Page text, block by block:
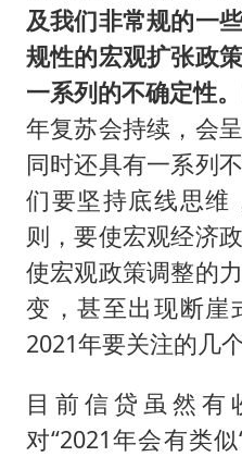
及我们非常规的一
规性的宏观扩张政
一系列的不确定性。
年复苏会持续，会
同时还具有一系列
们要坚持底线思维
则，要使宏观经济
使宏观政策调整的
变，甚至出现断崖
2021年要关注的几个
目前信贷虽然有
对“2021年会有类